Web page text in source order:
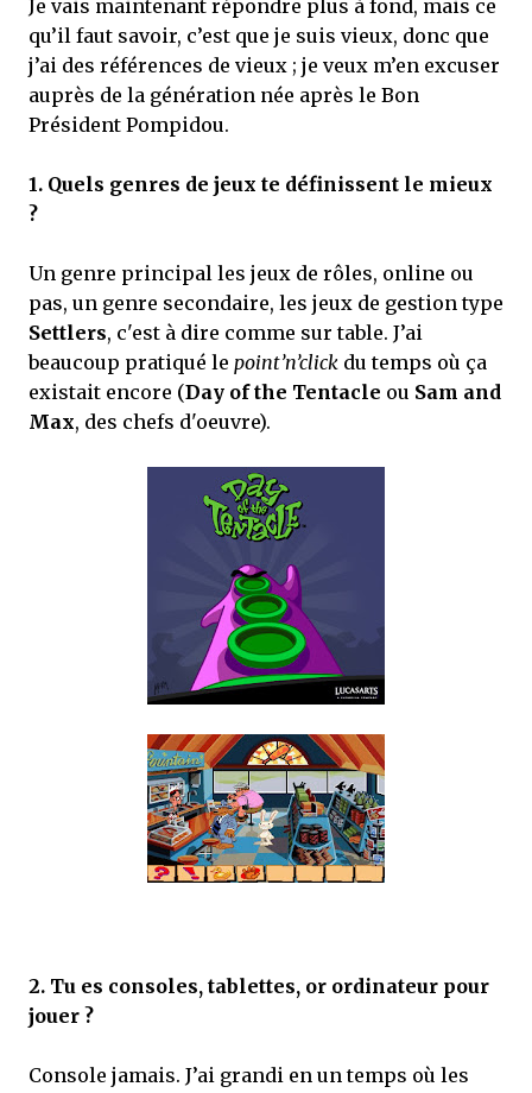
Je vais maintenant répondre plus à fond, mais ce
qu’il faut savoir, c’est que je suis vieux, donc que
j’ai des références de vieux ; je veux m’en excuser
auprès de la génération née après le Bon
Président Pompidou.
1. Quels genres de jeux te définissent le mieux
?
Un genre principal les jeux de rôles, online ou
pas, un genre secondaire, les jeux de gestion type
Settlers, c'est à dire comme sur table. J’ai
beaucoup pratiqué le point’n’click du temps où ça
existait encore (Day of the Tentacle ou Sam and
Max, des chefs d'oeuvre).
2. Tu es consoles, tablettes, or ordinateur pour
jouer ?
Console jamais. J’ai grandi en un temps où les